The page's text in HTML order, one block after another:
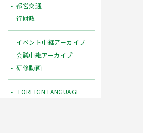
都営交通
行財政
イベント中継アーカイブ
会議中継アーカイブ
研修動画
FOREIGN LANGUAGE